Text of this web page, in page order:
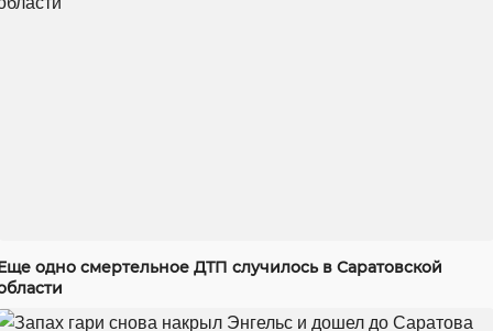
одно смертельное ДТП случилось в Саратовской